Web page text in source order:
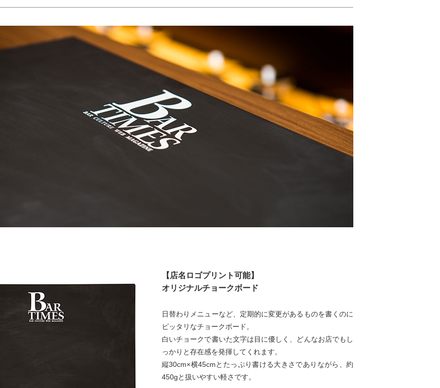
【店名ロゴプリント可能】
オリジナルチョークボード
日替わりメニューなど、定期的に変更があるものを書くのに
ピッタリなチョークボード。
白いチョークで書いた文字は目に優しく、どんなお店でもし
っかりと存在感を発揮してくれます。
縦30cm×横45cmとたっぷり書ける大きさでありながら、約
450gと扱いやすい軽さです。